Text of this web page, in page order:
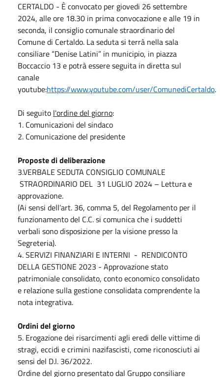
CERTALDO - È convocato per giovedi 26 settembre
2024, alle ore 18.30 in prima convocazione e alle 19 in
seconda, il consiglio comunale straordinario del
Comune di Certaldo. La seduta si terrà nella sala
consiliare “Denise Latini” in municipio, in piazza
Boccaccio 13 e potrà essere seguita in diretta sul
canale
youtube:https://www.youtube.com/user/ComunediCertaldo.
Di seguito l'ordine del giorno:
1. Comunicazioni del sindaco
2. Comunicazione del presidente
Proposte di deliberazione
3.VERBALE SEDUTA CONSIGLIO COMUNALE
STRAORDINARIO DEL 31 LUGLIO 2024 – Lettura e
approvazione.
(Ai sensi dell’art. 36, comma 5, del Regolamento per il
funzionamento del C.C. si comunica che i suddetti
verbali sono disposizione per la visione presso la
Segreteria).
4. SERVIZI FINANZIARI E INTERNI - RENDICONTO
DELLA GESTIONE 2023 - Approvazione stato
patrimoniale consolidato, conto economico consolidato
e relazione sulla gestione consolidata comprendente la
nota integrativa.
Ordini del giorno
5. Erogazione dei risarcimenti agli eredi delle vittime di
stragi, eccidi e crimini nazifascisti, come riconosciuti ai
sensi del D.l. 36/2022.
Ordine del giorno presentato dal Gruppo consiliare